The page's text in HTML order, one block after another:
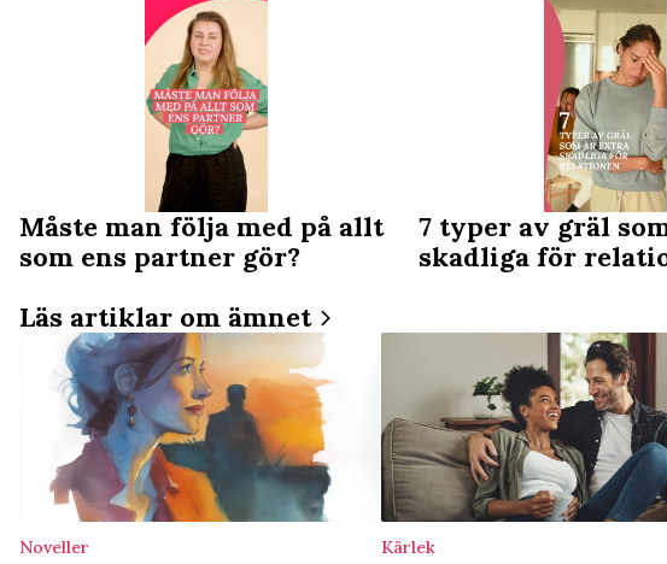
Måste man följa med på allt
som ens partner gör?
7 typer av gräl
skadliga för
Läs artiklar om ämnet
Noveller Kärlek